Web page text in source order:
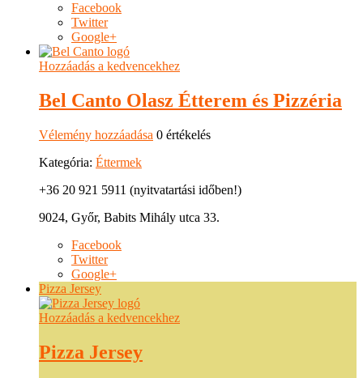
Facebook
Twitter
Google+
Hozzáadás a kedvencekhez
Bel Canto Olasz Étterem és Pizzéria
Vélemény hozzáadása 0 értékelés
Kategória: Éttermek
+36 20 921 5911 (nyitvatartási időben!)
9024, Győr, Babits Mihály utca 33.
Facebook
Twitter
Google+
Pizza Jersey
Hozzáadás a kedvencekhez
Pizza Jersey